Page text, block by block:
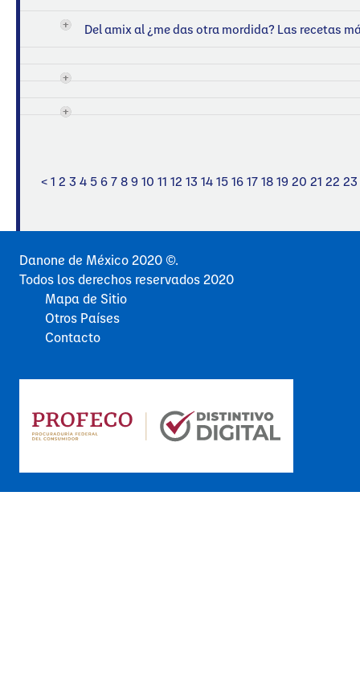
Del amix al ¿me das otra mordida? Las recetas
< 1 2 3 4 5 6 7 8 9 10 11 12 13 14 15 16 17 18 19 20 21 22 23
Danone de México 2020 ©.
Todos los derechos reservados 2020
Mapa de Sitio
Otros Países
Contacto